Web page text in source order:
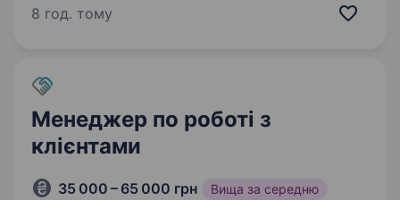
company providing transport logistics services
8 год. тому
Менеджер по роботі з
клієнтами
35 000 – 65 000 грн Вища за середню